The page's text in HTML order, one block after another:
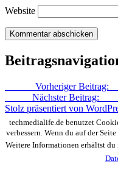
Website
Vorheriger Beitrag:
Nächster Beitrag:
Stolz präsentiert von
techmedialife.de benutzet
verbessern. Wenn du auf der
Weitere Informationen erhältst du